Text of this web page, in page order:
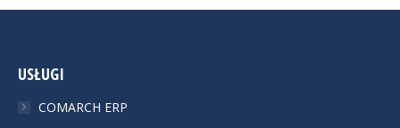
USŁUGI
COMARCH ERP